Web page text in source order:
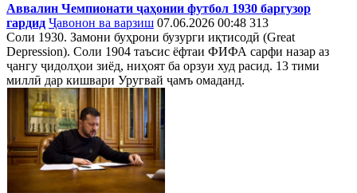
Аввалин Чемпионати ҷаҳонии футбол 1930 баргузор
гардид Ҷавонон ва варзиш 07.06.2026 00:48 313
Соли 1930. Замони буҳрони бузурги иқтисодӣ (Great
Depression). Соли 1904 таъсис ёфтаи ФИФА сарфи назар аз
ҷангу ҷидолҳои зиёд, ниҳоят ба орзуи худ расид. 13 тими
миллӣ дар кишвари Уругвай ҷамъ омаданд.